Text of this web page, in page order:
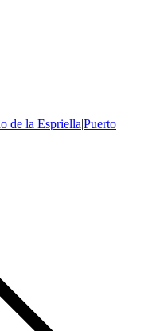
de la Espriella|Puerto